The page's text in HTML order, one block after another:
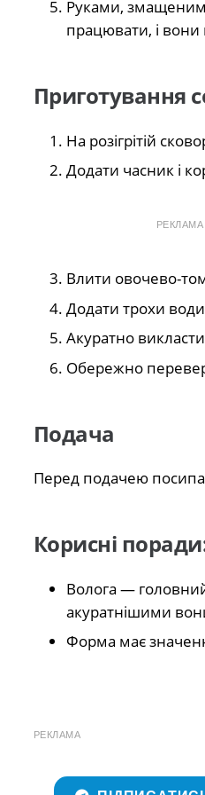
Руками,
працювати, і
Приготування
На розігрітій
Додати часник і
РЕКЛАМА
Влити овочево-
Додати трохи
Акуратно
Обережно
Подача
Перед подачею
Корисні
Волога —
акуратнішими
Форма має
РЕКЛАМА